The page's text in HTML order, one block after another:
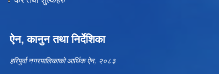
ऐन, कानुन तथा निर्देशिका
हरिपुर्वा नगरपालिकाको आर्थिक ऐन, २०८३